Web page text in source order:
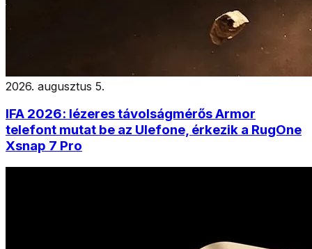
2026. augusztus 5.
IFA 2026: lézeres távolságmérős Armor
telefont mutat be az Ulefone, érkezik a RugOne
Xsnap 7 Pro